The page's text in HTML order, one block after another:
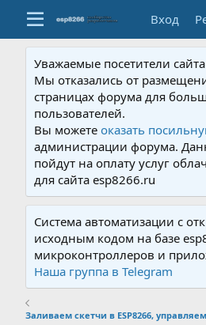
Вход
Уважаемые посетители
Мы отказались от
страницах форума для
пользователей.
Вы можетеоказать
администрации форума.
пойдут на оплату услуг
для сайта esp8266.ru
Система автоматизации с
исходным кодом на базе
микроконтроллеров и
Наша группа в Telegram